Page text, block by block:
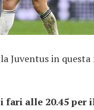
Juventus in
fari alle 20.45 per